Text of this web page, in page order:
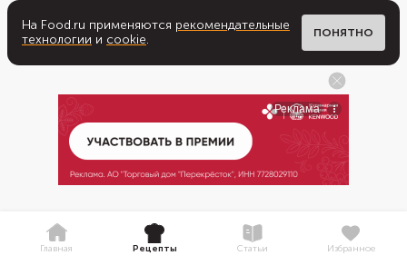
На Food.ru применяются рекомендательные
технологии и cookie. ПОНЯТНО
Главная Рецепты Статьи Избранное